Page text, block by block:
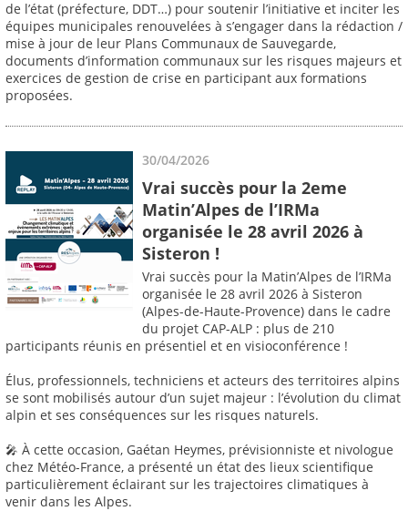
de l’état (préfecture, DDT…) pour soutenir l’initiative et inciter les
équipes municipales renouvelées à s’engager dans la rédaction /
mise à jour de leur Plans Communaux de Sauvegarde,
documents d’information communaux sur les risques majeurs et
exercices de gestion de crise en participant aux formations
proposées.
30/04/2026
Vrai succès pour la 2eme
Matin’Alpes de l’IRMa
organisée le 28 avril 2026 à
Sisteron !
Vrai succès pour la Matin’Alpes de l’IRMa
organisée le 28 avril 2026 à Sisteron
(Alpes-de-Haute-Provence) dans le cadre
du projet CAP-ALP : plus de 210
participants réunis en présentiel et en visioconférence !
Élus, professionnels, techniciens et acteurs des territoires alpins
se sont mobilisés autour d’un sujet majeur : l’évolution du climat
alpin et ses conséquences sur les risques naturels.
🎤 À cette occasion, Gaétan Heymes, prévisionniste et nivologue
chez Météo-France, a présenté un état des lieux scientifique
particulièrement éclairant sur les trajectoires climatiques à
venir dans les Alpes.